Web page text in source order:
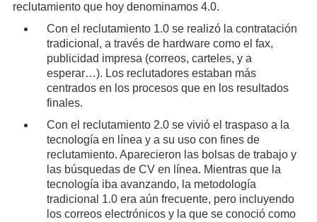
reclutamiento que hoy denominamos 4.0.
Con el reclutamiento 1.0 se realizó la contratación
tradicional, a través de hardware como el fax,
publicidad impresa (correos, carteles, y a
esperar…). Los reclutadores estaban más
centrados en los procesos que en los resultados
finales.
Con el reclutamiento 2.0 se vivió el traspaso a la
tecnología en línea y a su uso con fines de
reclutamiento. Aparecieron las bolsas de trabajo y
las búsquedas de CV en línea. Mientras que la
tecnología iba avanzando, la metodología
tradicional 1.0 era aún frecuente, pero incluyendo
los correos electrónicos y la que se conoció como